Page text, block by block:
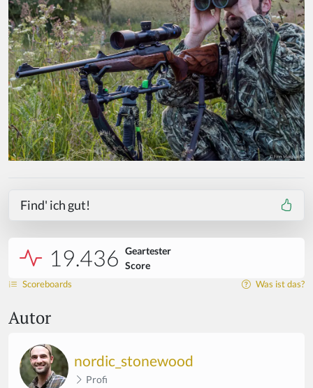
Find' ich gut!
19.436 Geartester
Score
Scoreboards Was ist das?
Autor
nordic_stonewood
Profi